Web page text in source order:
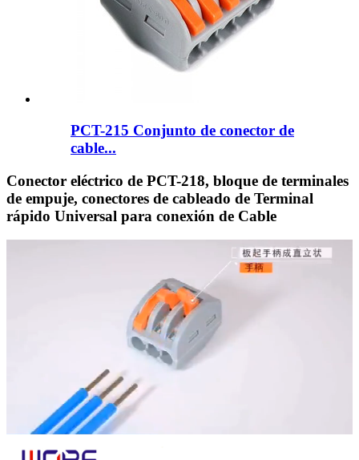
PCT-215 Conjunto de conector de
cable...
Conector eléctrico de PCT-218, bloque de terminales
de empuje, conectores de cableado de Terminal
rápido Universal para conexión de Cable